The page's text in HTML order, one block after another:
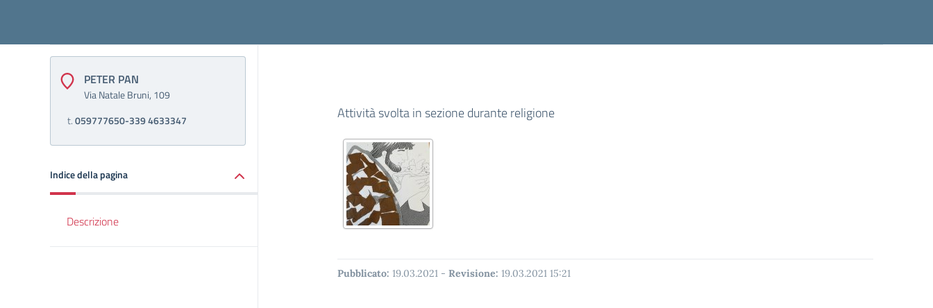
PETER PAN
Via Natale Bruni, 109
t.059777650-339 4633347
Indice della pagina
Descrizione
Attività svolta in sezione durante religione
Pubblicato: 19.03.2021 - Revisione: 19.03.2021 15:21